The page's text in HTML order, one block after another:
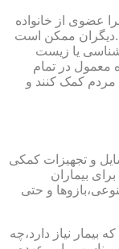
عضوی از خانواده
ممکن است
یا زیست
معمول در تمام
مردم کمک کنند و
و تجهیزات کمکی
بیماران
و حتی
نیاز دارد،چه